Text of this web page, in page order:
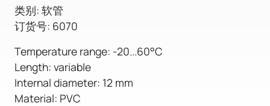
类别: 软管
订货号: 6070
Temperature range: -20...60°C
Length: variable
Internal diameter: 12 mm
Material: PVC